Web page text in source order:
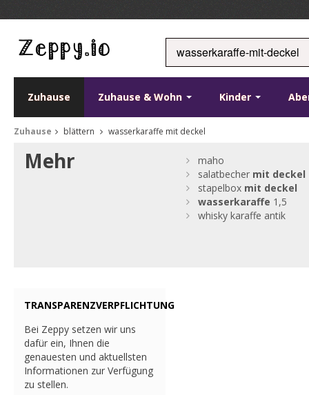
Zuhause Zuhause & Wohn Kinder
Zuhause blättern wasserkaraffe mit deckel
Mehr
maho
salatbecher mit deckel
stapelbox mit deckel
wasserkaraffe 1,5
whisky karaffe antik
TRANSPARENZVERPFLICHTUNG
Bei Zeppy setzen wir uns
dafür ein, Ihnen die
genauesten und aktuellsten
Informationen zur Verfügung
zu stellen.